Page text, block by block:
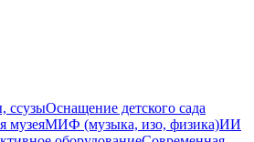
ссузыОснащение детского сада
музеяМИФ (музыка, изо, физика)ИИ